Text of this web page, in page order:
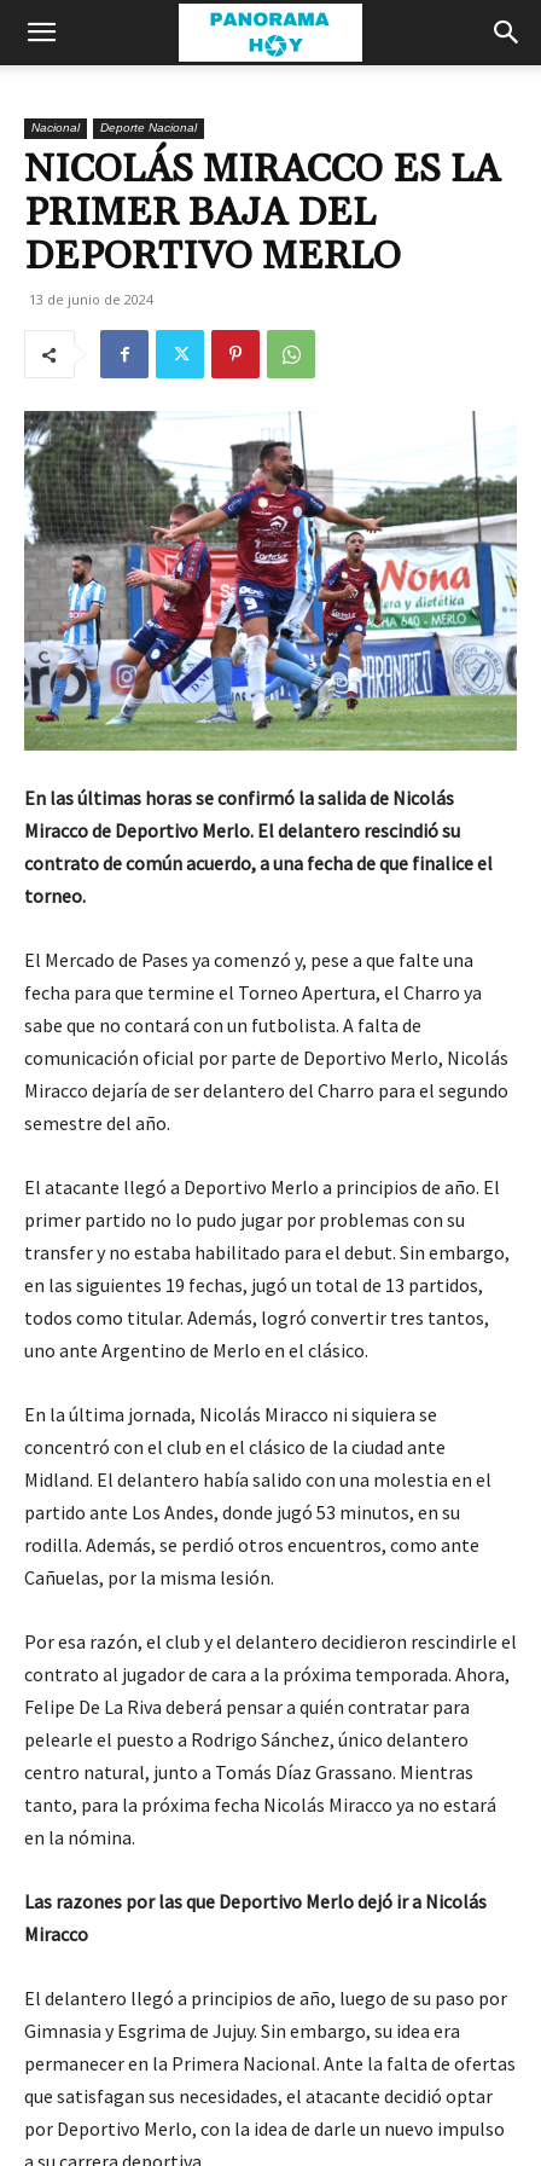
Nacional Deporte Nacional
NICOLÁS MIRACCO ES LA
PRIMER BAJA DEL
DEPORTIVO MERLO
13 de junio de 2024
En las últimas horas se confirmó la salida de Nicolás
Miracco de Deportivo Merlo. El delantero rescindió su
contrato de común acuerdo, a una fecha de que finalice el
torneo.
El Mercado de Pases ya comenzó y, pese a que falte una
fecha para que termine el Torneo Apertura, el Charro ya
sabe que no contará con un futbolista. A falta de
comunicación oficial por parte de Deportivo Merlo, Nicolás
Miracco dejaría de ser delantero del Charro para el segundo
semestre del año.
El atacante llegó a Deportivo Merlo a principios de año. El
primer partido no lo pudo jugar por problemas con su
transfer y no estaba habilitado para el debut. Sin embargo,
en las siguientes 19 fechas, jugó un total de 13 partidos,
todos como titular. Además, logró convertir tres tantos,
uno ante Argentino de Merlo en el clásico.
En la última jornada, Nicolás Miracco ni siquiera se
concentró con el club en el clásico de la ciudad ante
Midland. El delantero había salido con una molestia en el
partido ante Los Andes, donde jugó 53 minutos, en su
rodilla. Además, se perdió otros encuentros, como ante
Cañuelas, por la misma lesión.
Por esa razón, el club y el delantero decidieron rescindirle el
contrato al jugador de cara a la próxima temporada. Ahora,
Felipe De La Riva deberá pensar a quién contratar para
pelearle el puesto a Rodrigo Sánchez, único delantero
centro natural, junto a Tomás Díaz Grassano. Mientras
tanto, para la próxima fecha Nicolás Miracco ya no estará
en la nómina.
Las razones por las que Deportivo Merlo dejó ir a Nicolás
Miracco
El delantero llegó a principios de año, luego de su paso por
Gimnasia y Esgrima de Jujuy. Sin embargo, su idea era
permanecer en la Primera Nacional. Ante la falta de ofertas
que satisfagan sus necesidades, el atacante decidió optar
por Deportivo Merlo, con la idea de darle un nuevo impulso
a su carrera deportiva.